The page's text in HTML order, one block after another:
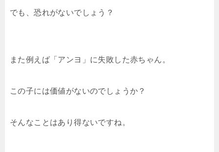
でも、恐れがないでしょう？
また例えば「アンヨ」に失敗した赤ちゃん。
この子には価値がないのでしょうか？
そんなことはあり得ないですね。